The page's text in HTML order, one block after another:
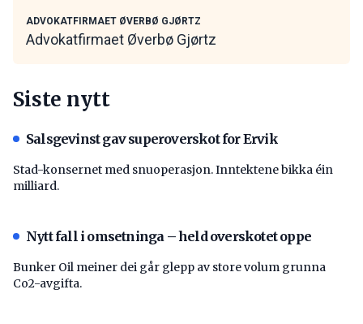
ADVOKATFIRMAET ØVERBØ GJØRTZ
Advokatfirmaet Øverbø Gjørtz
Siste nytt
Salsgevinst gav superoverskot for Ervik
Stad-konsernet med snuoperasjon. Inntektene bikka éin
milliard.
Nytt fall i omsetninga – held overskotet oppe
Bunker Oil meiner dei går glepp av store volum grunna
Co2-avgifta.